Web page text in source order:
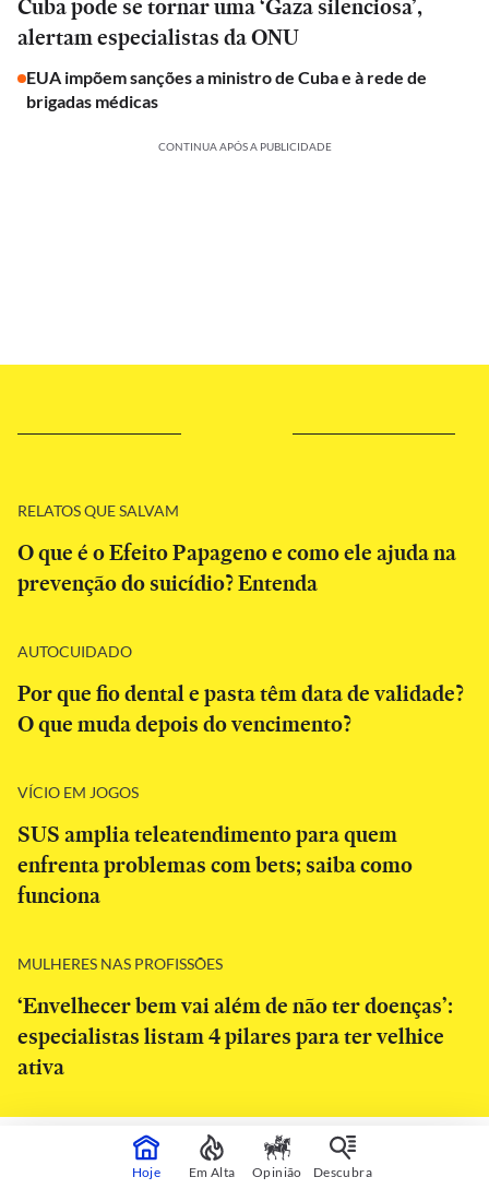
Cuba pode se tornar uma ‘Gaza silenciosa’,
alertam especialistas da ONU
EUA impõem sanções a ministro de Cuba e à rede de
brigadas médicas
CONTINUA APÓS A PUBLICIDADE
RELATOS QUE SALVAM
O que é o Efeito Papageno e como ele ajuda na
prevenção do suicídio? Entenda
AUTOCUIDADO
Por que fio dental e pasta têm data de validade?
O que muda depois do vencimento?
VÍCIO EM JOGOS
SUS amplia teleatendimento para quem
enfrenta problemas com bets; saiba como
funciona
MULHERES NAS PROFISSÕES
‘Envelhecer bem vai além de não ter doenças’:
especialistas listam 4 pilares para ter velhice
ativa
CONTINUA APÓS A PUBLICIDADE
Hoje Em Alta Opinião Descubra